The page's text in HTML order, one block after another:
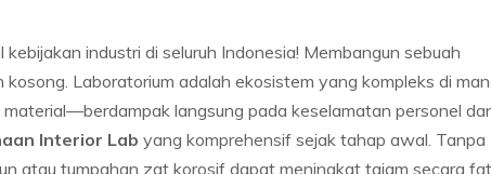
industri di seluruh Indonesia! Membangun sebuah
Laboratorium adalah ekosistem yang kompleks di
langsung pada keselamatan personel
Interior Lab yang komprehensif sejak tahap awal. Tanpa
atau tumpahan zat korosif dapat meningkat tajam secara